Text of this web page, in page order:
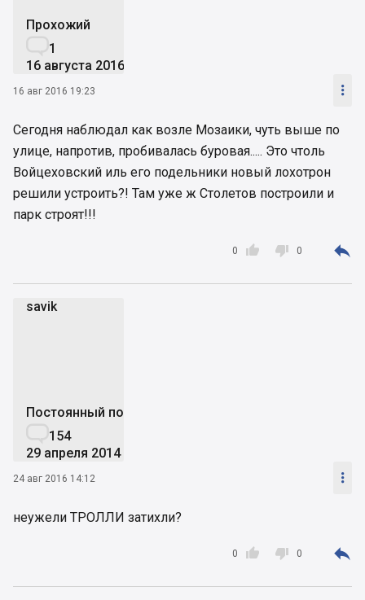
Прохожий
1
16 августа 2016
16 авг 2016 19:23 
Сегодня наблюдал как возле Мозаики, чуть выше по
улице, напротив, пробивалась буровая..... Это чтоль
Войцеховский иль его подельники новый лохотрон
решили устроить?! Там уже ж Столетов построили и
парк строят!!!

0  0 
savik
Постоянный пользователь
154
29 апреля 2014
24 авг 2016 14:12 
неужели ТРОЛЛИ затихли?

0  0 